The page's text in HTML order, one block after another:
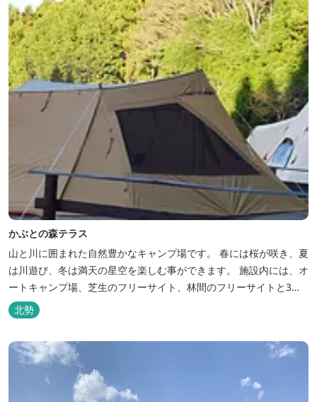
ンプやディキャンプ...
かぶとの森テラス
山と川に囲まれた自然豊かなキャンプ場です。 春には桜が咲き、夏
は川遊び、冬は満天の星空を楽しむ事ができます。 施設内には、オ
ートキャンプ場、芝生のフリーサイト、林間のフリーサイトと3種
類のキャンプ場があり、豊かな自然の中でのんびりとキャンプを楽
しむ事ができます。 テント泊が苦手な方や、小さなお子様連れの方
キャン...
北勢